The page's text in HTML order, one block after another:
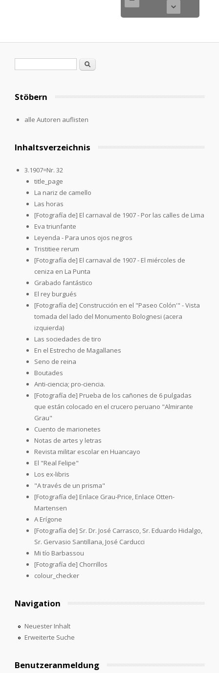
Suche
Stöbern
alle Autoren auflisten
Inhaltsverzeichnis
3.1907=Nr. 32
title_page
La nariz de camello
Las horas
[Fotografía de] El carnaval de 1907 - Por las calles de Lima
Eva triunfante
Leyenda - Para unos ojos negros
Tristitiee rerum
[Fotografía de] El carnaval de 1907 - El miércoles de
ceniza en La Punta
Grabado fantástico
El rey burgués
[Fotografía de] Construcción en el "Paseo Colón'" - Vista
tomada del lado del Monumento Bolognesi (acera
izquierda)
Las sociedades de tiro
En el Estrecho de Magallanes
Seno de reina
Boutades
Anti-ciencia; pro-ciencia.
[Fotografía de] Prueba de los cañones de 6 pulgadas
que están colocado en el crucero peruano "Almirante
Grau"
Cuento de marionetes
Notas de artes y letras
Revista militar escolar en Huancayo
El "Real Felipe"
Los ex-libris
"A través de un prisma"
[Fotografía de] Enlace Grau-Price, Enlace Otten-
Martensen
A Erígone
[Fotografía de] Sr. Dr. José Carrasco, Sr. Eduardo Hidalgo,
Sr. Gervasio Santillana, José Carducci
Mi tío Barbassou
[Fotografía de] Chorrillos
colour_checker
Navigation
Neuester Inhalt
Erweiterte Suche
Benutzeranmeldung